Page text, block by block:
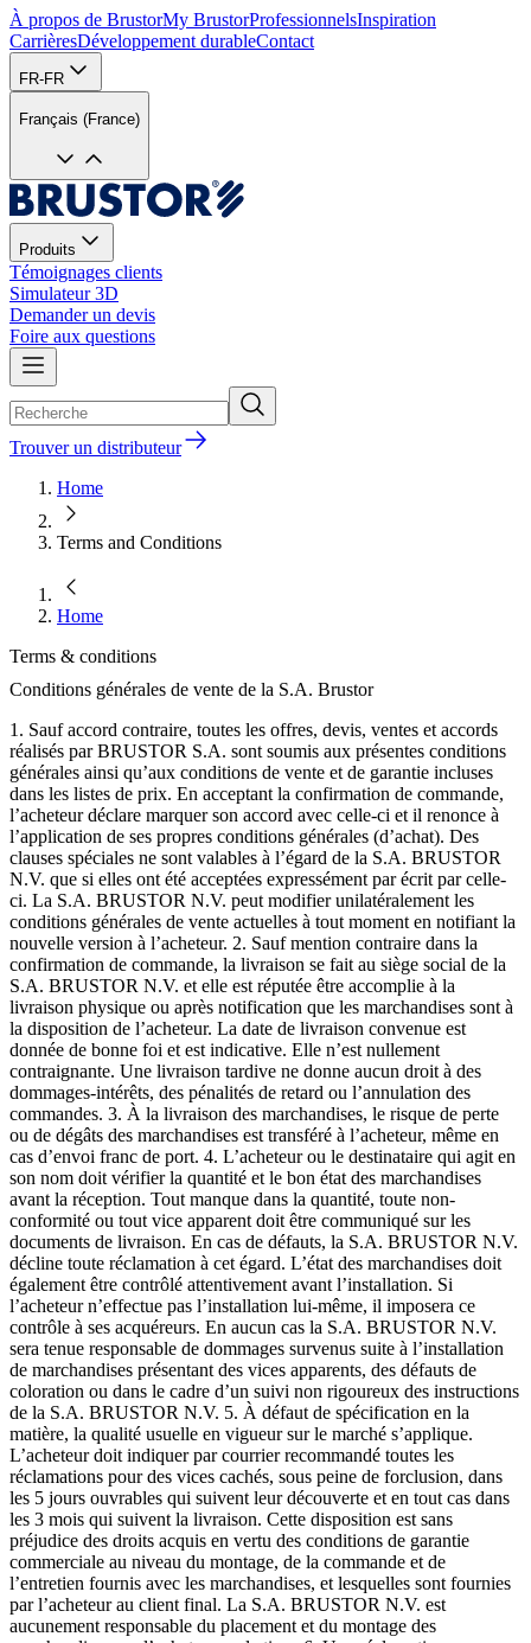
À propos de BrustorMy BrustorProfessionnelsInspiration
CarrièresDéveloppement durableContact
FR-FR
Français (France)
Produits
Témoignages clients
Simulateur 3D
Demander un devis
Foire aux questions
Trouver un distributeur
Home
Terms and Conditions
Home
Terms & conditions
Conditions générales de vente de la S.A. Brustor
1. Sauf accord contraire, toutes les offres, devis, ventes et accords
réalisés par BRUSTOR S.A. sont soumis aux présentes conditions
générales ainsi qu’aux conditions de vente et de garantie incluses
dans les listes de prix. En acceptant la confirmation de commande,
l’acheteur déclare marquer son accord avec celle-ci et il renonce à
l’application de ses propres conditions générales (d’achat). Des
clauses spéciales ne sont valables à l’égard de la S.A. BRUSTOR
N.V. que si elles ont été acceptées expressément par écrit par celle-
ci. La S.A. BRUSTOR N.V. peut modifier unilatéralement les
conditions générales de vente actuelles à tout moment en notifiant la
nouvelle version à l’acheteur. 2. Sauf mention contraire dans la
confirmation de commande, la livraison se fait au siège social de la
S.A. BRUSTOR N.V. et elle est réputée être accomplie à la
livraison physique ou après notification que les marchandises sont à
la disposition de l’acheteur. La date de livraison convenue est
donnée de bonne foi et est indicative. Elle n’est nullement
contraignante. Une livraison tardive ne donne aucun droit à des
dommages-intérêts, des pénalités de retard ou l’annulation des
commandes. 3. À la livraison des marchandises, le risque de perte
ou de dégâts des marchandises est transféré à l’acheteur, même en
cas d’envoi franc de port. 4. L’acheteur ou le destinataire qui agit en
son nom doit vérifier la quantité et le bon état des marchandises
avant la réception. Tout manque dans la quantité, toute non-
conformité ou tout vice apparent doit être communiqué sur les
documents de livraison. En cas de défauts, la S.A. BRUSTOR N.V.
décline toute réclamation à cet égard. L’état des marchandises doit
également être contrôlé attentivement avant l’installation. Si
l’acheteur n’effectue pas l’installation lui-même, il imposera ce
contrôle à ses acquéreurs. En aucun cas la S.A. BRUSTOR N.V.
sera tenue responsable de dommages survenus suite à l’installation
de marchandises présentant des vices apparents, des défauts de
coloration ou dans le cadre d’un suivi non rigoureux des instructions
de la S.A. BRUSTOR N.V. 5. À défaut de spécification en la
matière, la qualité usuelle en vigueur sur le marché s’applique.
L’acheteur doit indiquer par courrier recommandé toutes les
réclamations pour des vices cachés, sous peine de forclusion, dans
les 5 jours ouvrables qui suivent leur découverte et en tout cas dans
les 3 mois qui suivent la livraison. Cette disposition est sans
préjudice des droits acquis en vertu des conditions de garantie
commerciale au niveau du montage, de la commande et de
l’entretien fournis avec les marchandises, et lesquelles sont fournies
par l’acheteur au client final. La S.A. BRUSTOR N.V. est
aucunement responsable du placement et du montage des